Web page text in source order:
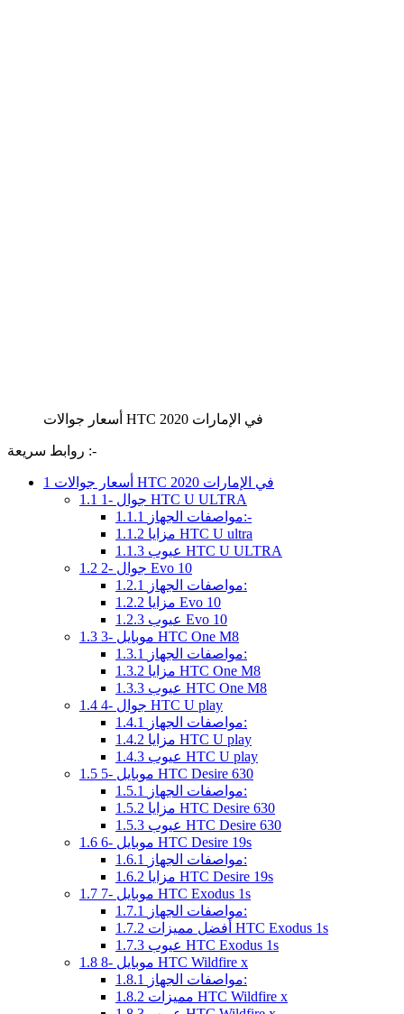
أسعار جوالات HTC في الإمارات 2020
روابط سريعة :-
1
أسعار جوالات HTC في الإمارات 2020
1.1
1- جوال HTC U ULTRA
1.1.1
مواصفات الجهاز:-
1.1.2
مزايا HTC U ultra
1.1.3
عيوب HTC U ULTRA
1.2
2- جوال Evo 10
1.2.1
مواصفات الجهاز:
1.2.2
مزايا Evo 10
1.2.3
عيوب Evo 10
1.3
3- موبايل HTC One M8
1.3.1
مواصفات الجهاز:
1.3.2
مزايا HTC One M8
1.3.3
عيوب HTC One M8
1.4
4- جوال HTC U play
1.4.1
مواصفات الجهاز:
1.4.2
مزايا HTC U play
1.4.3
عيوب HTC U play
1.5
5- موبايل HTC Desire 630
1.5.1
مواصفات الجهاز:
1.5.2
مزايا HTC Desire 630
1.5.3
عيوب HTC Desire 630
1.6
6- موبايل HTC Desire 19s
1.6.1
مواصفات الجهاز:
1.6.2
مزايا HTC Desire 19s
1.7
7- موبايل HTC Exodus 1s
1.7.1
مواصفات الجهاز:
1.7.2
أفضل مميزات HTC Exodus 1s
1.7.3
عيوب HTC Exodus 1s
1.8
8- موبايل HTC Wildfire x
1.8.1
مواصفات الجهاز:
1.8.2
مميزات HTC Wildfire x